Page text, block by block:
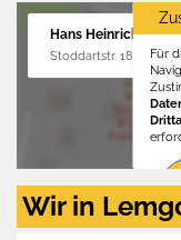
Hans Heinrichs
Stoddartstr. 18, 32758
Für
Wir in